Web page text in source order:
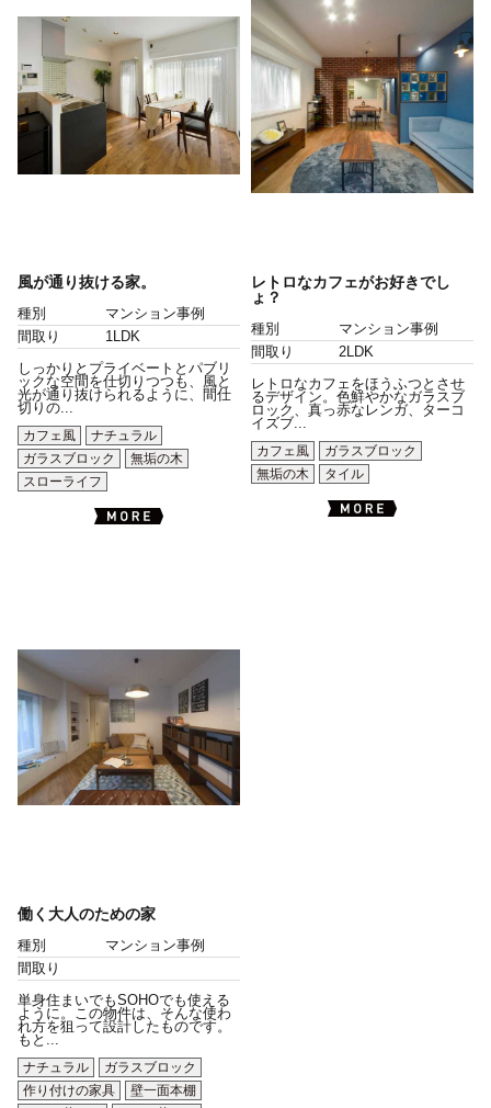
風が通り抜ける家。
種別
マンション事例
間取り
1LDK
しっかりとプライベートとパブリ
ックな空間を仕切りつつも、風と
光が通り抜けられるように、間仕
切りの...
カフェ風
ナチュラル
ガラスブロック
無垢の木
スローライフ
レトロなカフェがお好きでし
ょ？
種別
マンション事例
間取り
2LDK
レトロなカフェをほうふつとさせ
るデザイン。色鮮やかなガラスブ
ロック、真っ赤なレンガ、ターコ
イズブ...
カフェ風
ガラスブロック
無垢の木
タイル
働く大人のための家
種別
マンション事例
間取り
単身住まいでもSOHOでも使える
ように。この物件は、そんな使わ
れ方を狙って設計したものです。
もと...
ナチュラル
ガラスブロック
作り付けの家具
壁一面本棚